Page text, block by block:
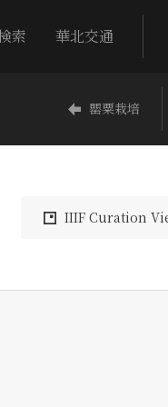
索 華北交通
罌粟栽培
IIIF Curation